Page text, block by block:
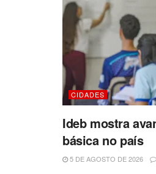
CIDADES
Ideb mostra
básica no país
5 DE AGOSTO DE 2026